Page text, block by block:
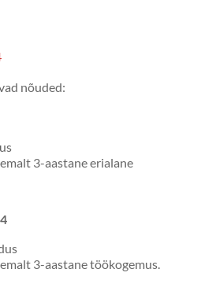
nõuded:
3-aastane erialane
3-aastane töökogemus.